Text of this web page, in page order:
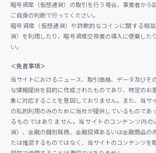
暗号資産（仮想通貨）の取引を行う場合、事業者から
ご自身の判断で行ってください。
暗号資産（仮想通貨）や詐欺的なコインに関する相
貨）を利用したり、暗号資産交換業の導入に便乗した
い。
＜免責事項＞
当サイトにおけるニュース、取引価格、データ及びそ
な情報提供を目的に作成されたものであり、特定のお
象に対応することを意図しておりません。また、当サ
の私的利用のみのために当社が提供しているものであ
るものではありません。当サイトのコンテンツ内
貨）、金融の個別銘柄、金融投資あるいは金融商品の
たは推奨するものではなく、当サイトのコンテンツを